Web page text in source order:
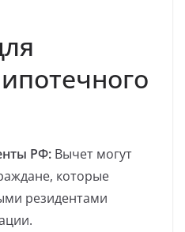
РФ: Вычет могут
которые
резидентами